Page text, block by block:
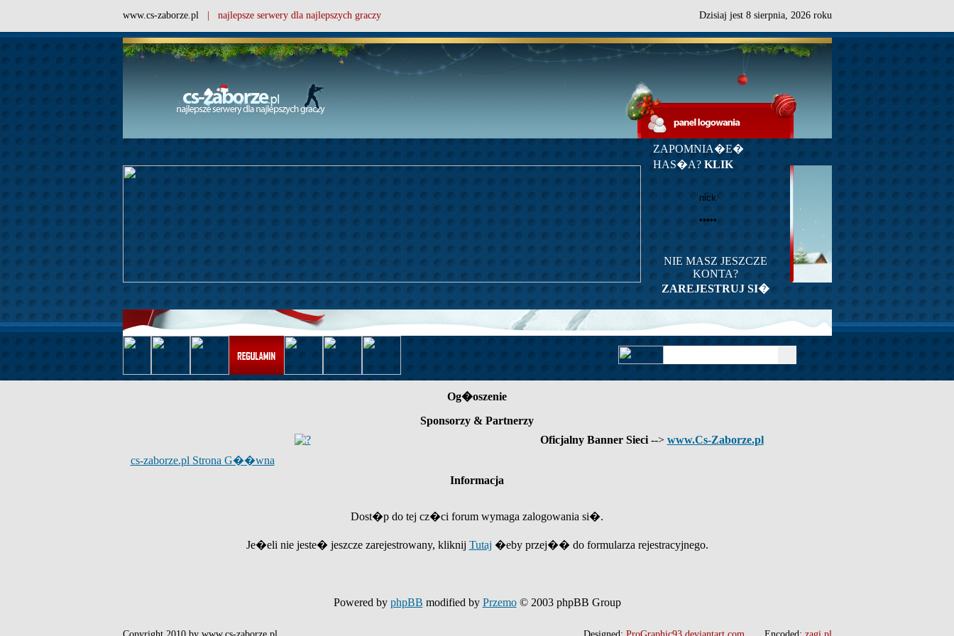
www.cs-zaborze.pl | najlepsze serwery dla najlepszych graczy Dzisiaj jest 8 sierpnia, 2026 roku
ZAPOMNIA�E�
HAS�A? KLIK
NIE MASZ JESZCZE
KONTA?
ZAREJESTRUJ SI�
Og�oszenie
Sponsorzy & Partnerzy
Oficjalny Banner Sieci --> www.Cs-Zaborze.pl
cs-zaborze.pl Strona G��wna
Informacja
Dost�p do tej cz�ci forum wymaga zalogowania si�.
Je�eli nie jeste� jeszcze zarejestrowany, kliknij Tutaj �eby przej�� do formularza rejestracyjnego.
Powered by phpBB modified by Przemo© 2003 phpBB Group